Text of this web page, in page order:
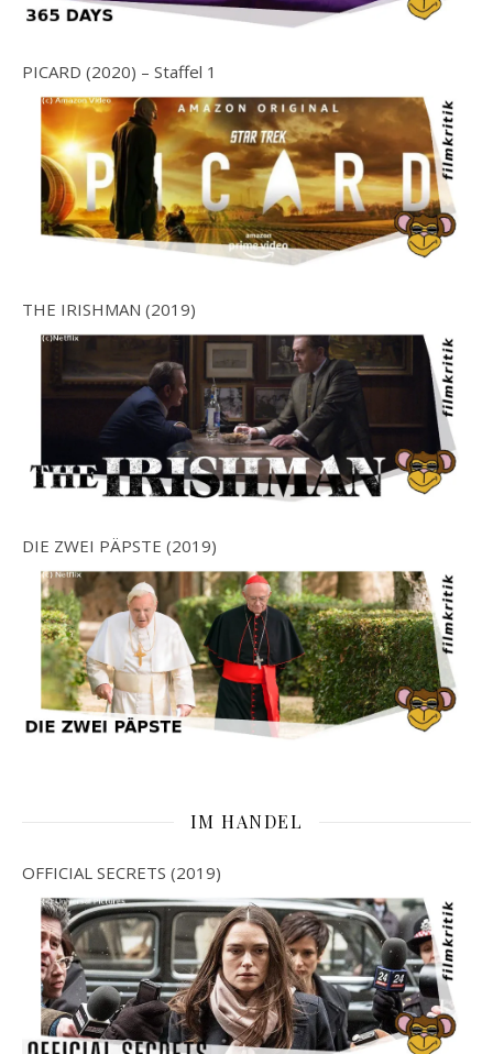
PICARD (2020) – Staffel 1
THE IRISHMAN (2019)
DIE ZWEI PÄPSTE (2019)
IM HANDEL
OFFICIAL SECRETS (2019)